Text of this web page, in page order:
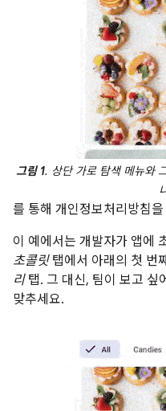
그림 1. 상단 가로 탐색 메뉴와
를 통해 개인정보처리방침
이 예에서는 개발자가 앱에
초콜릿탭에서 아래의 첫 번
리탭. 그 대신, 팀이 보고 싶
맞추세요.